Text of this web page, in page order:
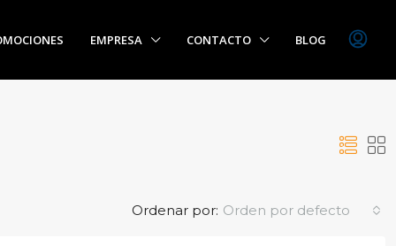
EMPRESA CONTACTO BLOG
Ordenar por: Orden por defecto